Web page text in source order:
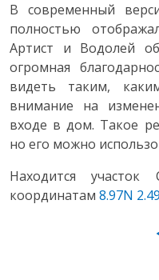
В современный
полностью
Артист и Водолей
огромная
видеть таким,
внимание на
входе в дом. Такое
но его можно
Находится
координатам 8.97N